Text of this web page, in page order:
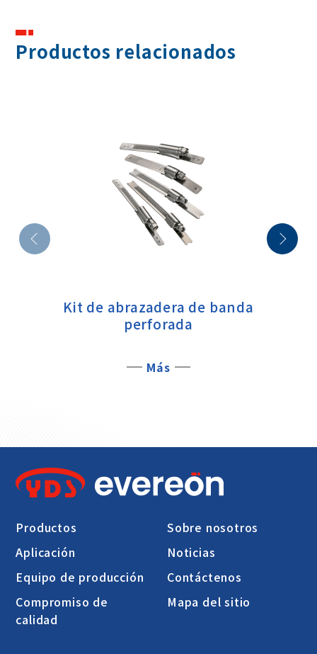
Productos relacionados
Kit de abrazadera de banda
perforada
Más
Productos
Aplicación
Equipo de producción
Compromiso de
calidad
Sobre nosotros
Noticias
Contáctenos
Mapa del sitio